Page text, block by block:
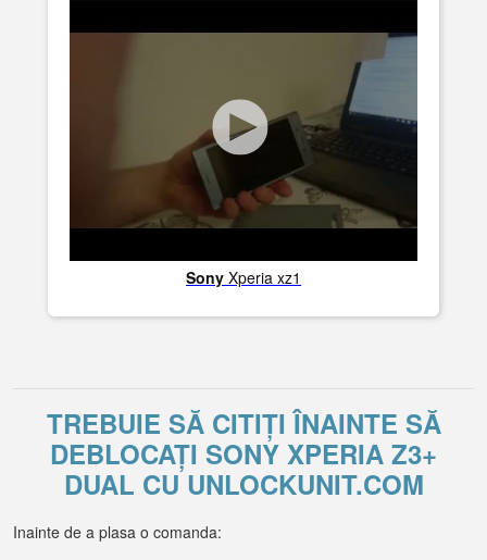
Sony Xperia xz1
TREBUIE SĂ CITIȚI ÎNAINTE SĂ
DEBLOCAȚI SONY XPERIA Z3+
DUAL CU UNLOCKUNIT.COM
Inainte de a plasa o comanda: